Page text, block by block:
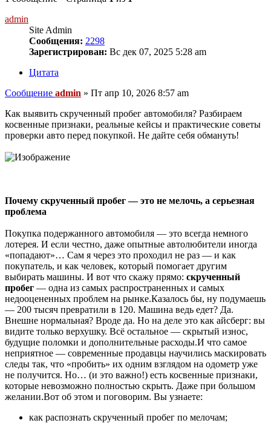
admin
Site Admin
Сообщения: 2298
Зарегистрирован: Вс дек 07, 2025 5:28 am
Цитата
Сообщение admin » Пт апр 10, 2026 8:57 am
Как выявить скрученный пробег автомобиля? Разбираем
косвенные признаки, реальные кейсы и практические советы
проверки авто перед покупкой. Не дайте себя обмануть!
Почему скрученный пробег — это не мелочь, а серьезная
проблема
Покупка подержанного автомобиля — это всегда немного
лотерея. И если честно, даже опытные автолюбители иногда
«попадают»… Сам я через это проходил не раз — и как
покупатель, и как человек, который помогает другим
выбирать машины. И вот что скажу прямо: скрученный
пробег — одна из самых распространенных и самых
недооцененных проблем на рынке.Казалось бы, ну подумаешь
— 200 тысяч превратили в 120. Машина ведь едет? Да.
Внешне нормальная? Вроде да. Но на деле это как айсберг: вы
видите только верхушку. Всё остальное — скрытый износ,
будущие поломки и дополнительные расходы.И что самое
неприятное — современные продавцы научились маскировать
следы так, что «пробить» их одним взглядом на одометр уже
не получится. Но… (и это важно!) есть косвенные признаки,
которые невозможно полностью скрыть. Даже при большом
желании.Вот об этом и поговорим. Вы узнаете:
как распознать скрученный пробег по мелочам;